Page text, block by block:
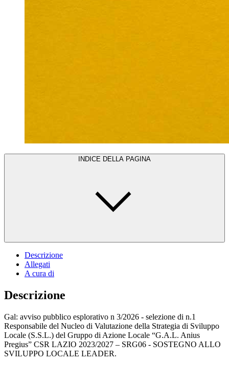
INDICE DELLA PAGINA
Descrizione
Allegati
A cura di
Descrizione
Gal: avviso pubblico esplorativo n 3/2026 - selezione di n.1
Responsabile del Nucleo di Valutazione della Strategia di Sviluppo
Locale (S.S.L.) del Gruppo di Azione Locale “G.A.L. Anius
Pregius” CSR LAZIO 2023/2027 – SRG06 - SOSTEGNO ALLO
SVILUPPO LOCALE LEADER.